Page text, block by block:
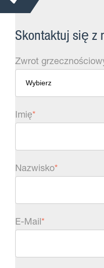
Skontaktuj się z
Zwrot
Imię*
Nazwisko*
E-Mail *